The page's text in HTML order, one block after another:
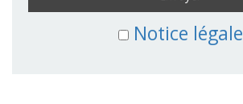
Notice légale